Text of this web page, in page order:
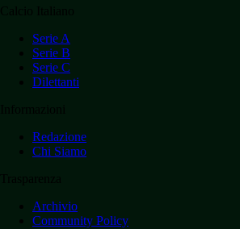
Serie A
Serie B
Serie C
Dilettanti
Redazione
Chi Siamo
Archivio
Community Policy